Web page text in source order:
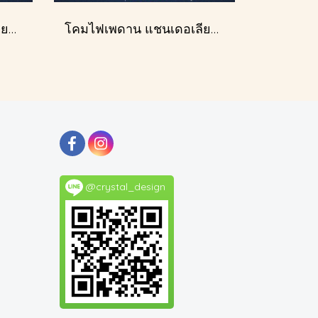
โคมไฟเพดาน แชนเดอเลียร์ รุ่น A028-D60 โคมไฟเพดาน แชนเดอเลียร์ รุ่น A028-D40
@crystal_design